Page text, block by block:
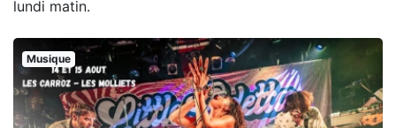
lundi matin.
Musique